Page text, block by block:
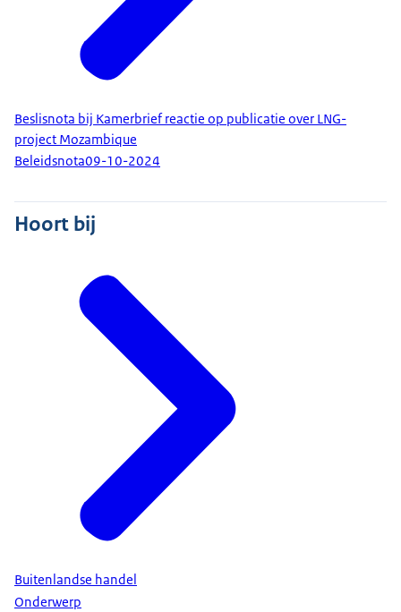
Beslisnota bij Kamerbrief reactie op publicatie over LNG-
project Mozambique
Beleidsnota09-10-2024
Hoort bij
Buitenlandse handel
Onderwerp